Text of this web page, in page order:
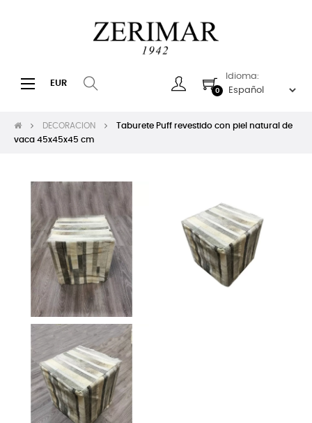
Navegación
☰ EUR
0
Idioma:
DECORACION
Taburete Puff revestido con piel natural de
vaca 45x45x45 cm